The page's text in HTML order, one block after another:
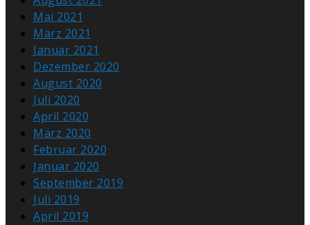
Mai 2021
März 2021
Januar 2021
Dezember 2020
August 2020
Juli 2020
April 2020
März 2020
Februar 2020
Januar 2020
September 2019
Juli 2019
April 2019